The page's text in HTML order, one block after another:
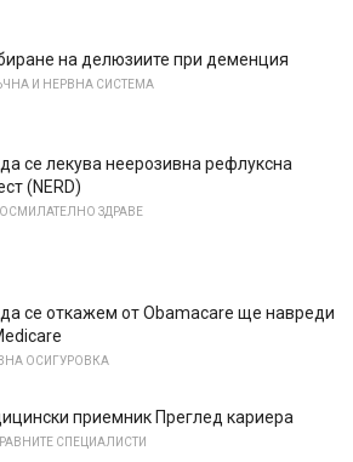
на делюзиите при деменция
И НЕРВНА СИСТЕМА
се лекува неерозивна рефлуксна
(NERD)
ЗДРАВЕ
се откажем от Obamacare ще навреди
ОСИГУРОВКА
приемник Преглед кариера
СПЕЦИАЛИСТИ